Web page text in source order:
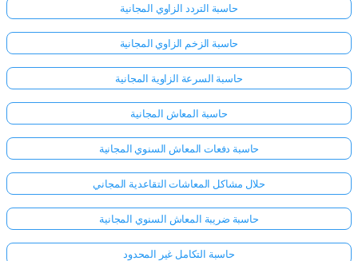
حاسبة التردد الزاوي المجانية
حاسبة الزخم الزاوي المجانية
حاسبة السرعة الزاوية المجانية
حاسبة المعاش المجانية
حاسبة دفعات المعاش السنوي المجانية
حلال مشاكل المعاشات التقاعدية المجاني
حاسبة ضريبة المعاش السنوي المجانية
حاسبة التكامل غير المحدود